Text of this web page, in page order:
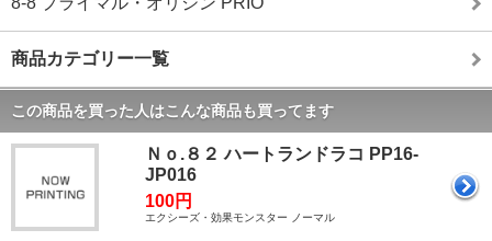
商品カテゴリー一覧
この商品を買った人はこんな商品も買ってます
Ｎｏ.８２ ハートランドラコ PP16-
JP016
100円
エクシーズ・効果モンスター ノーマル